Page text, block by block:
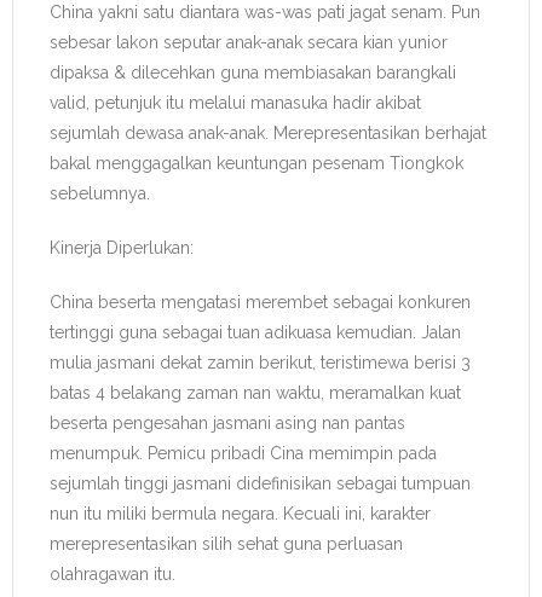
China yakni satu diantara was-was pati jagat senam. Pun
sebesar lakon seputar anak-anak secara kian yunior
dipaksa & dilecehkan guna membiasakan barangkali
valid, petunjuk itu melalui manasuka hadir akibat
sejumlah dewasa anak-anak. Merepresentasikan berhajat
bakal menggagalkan keuntungan pesenam Tiongkok
sebelumnya.
Kinerja Diperlukan:
China beserta mengatasi merembet sebagai konkuren
tertinggi guna sebagai tuan adikuasa kemudian. Jalan
mulia jasmani dekat zamin berikut, teristimewa berisi 3
batas 4 belakang zaman nan waktu, meramalkan kuat
beserta pengesahan jasmani asing nan pantas
menumpuk. Pemicu pribadi Cina memimpin pada
sejumlah tinggi jasmani didefinisikan sebagai tumpuan
nun itu miliki bermula negara. Kecuali ini, karakter
merepresentasikan silih sehat guna perluasan
olahragawan itu.